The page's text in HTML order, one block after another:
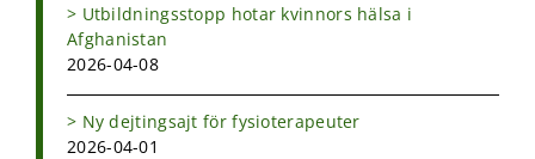
Utbildningsstopp hotar kvinnors hälsa i
Afghanistan
2026-04-08
Ny dejtingsajt för fysioterapeuter
2026-04-01